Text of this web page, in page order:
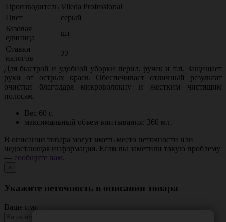
Производитель Vileda Professional
Цвет
серый
Базовая
единица
шт
Ставки
налогов
22
Для быстрой и удобной уборки перил, ручек и т.п. Защищает
руки от острых краев. Обеспечивает отличный результат
очистки благодаря микроволокну и жестким чистящим
полосам.
Вес 60 г.
максимальный объем впитывания: 360 мл.
В описании товара могут иметь место неточности или
недостающая информация. Если вы заметили такую проблему
— сообщите нам.
×
Укажите неточность в описании товара
Ваше имя